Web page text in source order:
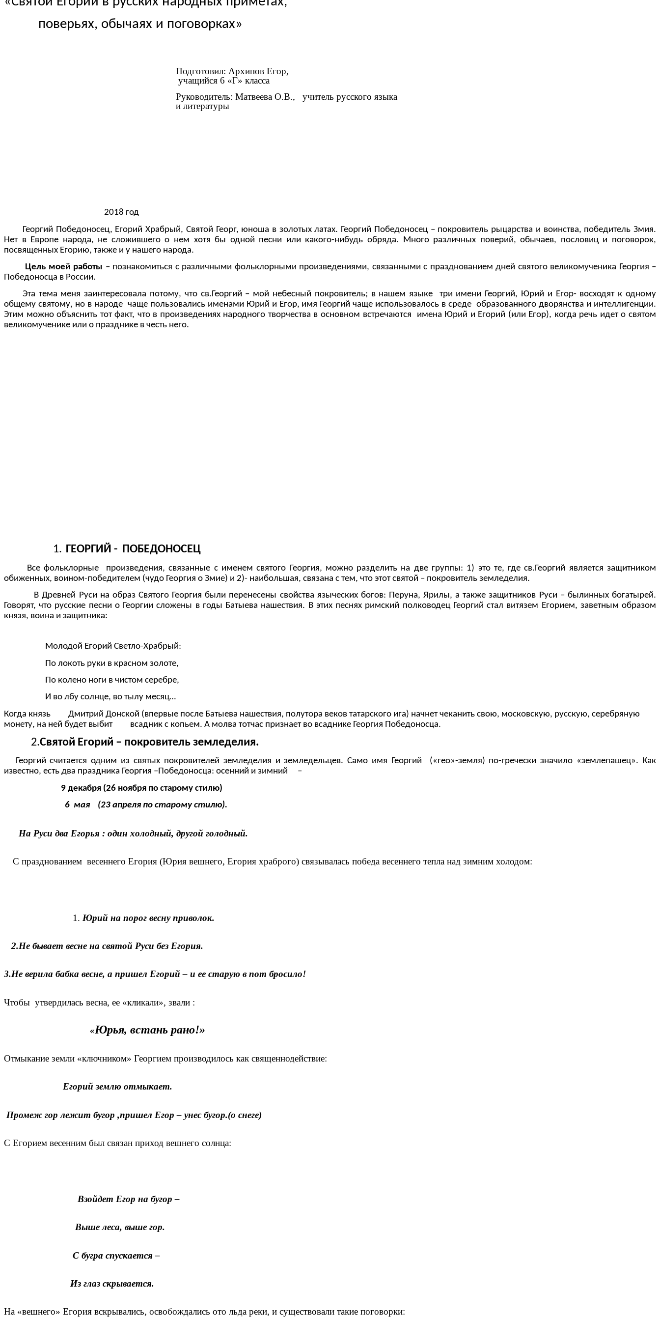
поверьях, обычаях и поговорках»
Подготовил: Архипов Егор,
учащийся 6 «Г» класса
Руководитель: Матвеева О.В., учитель русского языка
и литературы
2018 год
Георгий Победоносец, Егорий Храбрый, Святой Георг, юноша в золотых латах. Георгий Победоносец – покровитель рыцарства и воинства, победитель Змия.
Нет в Европе народа, не сложившего о нем хотя бы одной песни или какого-нибудь обряда. Много различных поверий, обычаев, пословиц и поговорок,
посвященных Егорию, также и у нашего народа.
Цель моей работы – познакомиться с различными фольклорными произведениями, связанными с празднованием дней святого великомученика Георгия –
Победоносца в России.
Эта тема меня заинтересовала потому, что св.Георгий – мой небесный покровитель; в нашем языке три имени Георгий, Юрий и Егор- восходят к одному
общему святому, но в народе чаще пользовались именами Юрий и Егор, имя Георгий чаще использовалось в среде образованного дворянства и интеллигенции.
Этим можно объяснить тот факт, что в произведениях народного творчества в основном встречаются имена Юрий и Егорий (или Егор), когда речь идет о святом
великомученике или о празднике в честь него.
1. ГЕОРГИЙ - ПОБЕДОНОСЕЦ
Все фольклорные произведения, связанные с именем святого Георгия, можно разделить на две группы: 1) это те, где св.Георгий является защитником
обиженных, воином-победителем (чудо Георгия о Змие) и 2)- наибольшая, связана с тем, что этот святой – покровитель земледелия.
В Древней Руси на образ Святого Георгия были перенесены свойства языческих богов: Перуна, Ярилы, а также защитников Руси – былинных богатырей.
Говорят, что русские песни о Георгии сложены в годы Батыева нашествия. В этих песнях римский полководец Георгий стал витязем Егорием, заветным образом
князя, воина и защитника:
Молодой Егорий Светло-Храбрый:
По локоть руки в красном золоте,
По колено ноги в чистом серебре,
И во лбу солнце, во тылу месяц…
Когда князь Дмитрий Донской (впервые после Батыева нашествия, полутора веков татарского ига) начнет чеканить свою, московскую, русскую, серебряную
монету, на ней будет выбит всадник с копьем. А молва тотчас признает во всаднике Георгия Победоносца.
2.Святой Егорий – покровитель земледелия.
Георгий считается одним из святых покровителей земледелия и земледельцев. Само имя Георгий («гео»-земля) по-гречески значило «землепашец». Как
известно, есть два праздника Георгия –Победоносца: осенний и зимний –
9 декабря (26 ноября по старому стилю)
6 мая (23 апреля по старому стилю).
На Руси два Егорья : один холодный, другой голодный.
С празднованием весеннего Егория (Юрия вешнего, Егория храброго) связывалась победа весеннего тепла над зимним холодом:
1. Юрий на порог весну приволок.
2.Не бывает весне на святой Руси без Егория.
3.Не верила бабка весне, а пришел Егорий – и ее старую в пот бросило!
Чтобы утвердилась весна, ее «кликали», звали :
«Юрья, встань рано!»
Отмыкание земли «ключником» Георгием производилось как священнодействие:
Егорий землю отмыкает.
Промеж гор лежит бугор ,пришел Егор – унес бугор.(о снеге)
С Егорием весенним был связан приход вешнего солнца:
Взойдет Егор на бугор –
Выше леса, выше гор.
С бугра спускается –
Из глаз скрывается.
На «вешнего» Егория вскрывались, освобождались ото льда реки, и существовали такие поговорки: